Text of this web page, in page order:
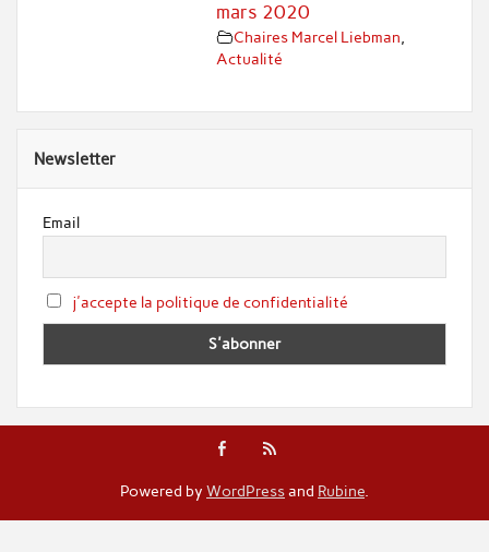
mars 2020
Chaires Marcel Liebman,
Actualité
Newsletter
Email
j'accepte la politique de confidentialité
Powered by WordPressand Rubine.